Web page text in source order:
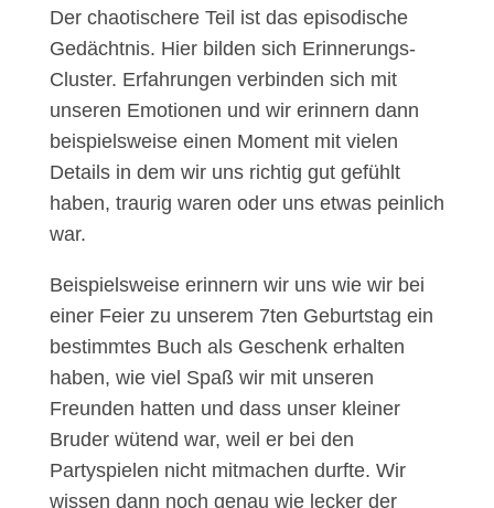
Der chaotischere Teil ist das episodische
Gedächtnis. Hier bilden sich Erinnerungs-
Cluster. Erfahrungen verbinden sich mit
unseren Emotionen und wir erinnern dann
beispielsweise einen Moment mit vielen
Details in dem wir uns richtig gut gefühlt
haben, traurig waren oder uns etwas peinlich
war.
Beispielsweise erinnern wir uns wie wir bei
einer Feier zu unserem 7ten Geburtstag ein
bestimmtes Buch als Geschenk erhalten
haben, wie viel Spaß wir mit unseren
Freunden hatten und dass unser kleiner
Bruder wütend war, weil er bei den
Partyspielen nicht mitmachen durfte. Wir
wissen dann noch genau wie lecker der